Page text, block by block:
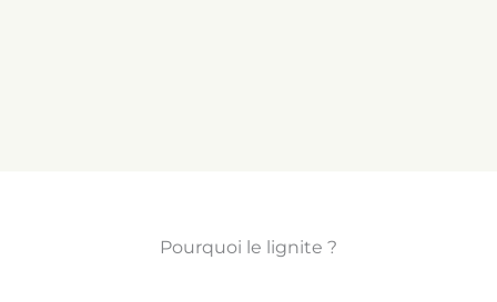
Pourquoi le lignite ?